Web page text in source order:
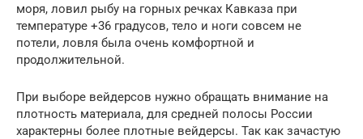
моря, ловил рыбу на горных речках Кавказа при
температуре +36 градусов, тело и ноги совсем не
потели, ловля была очень комфортной и
продолжительной.
При выборе вейдерсов нужно обращать внимание на
плотность материала, для средней полосы России
характерны более плотные вейдерсы. Так как зачастую